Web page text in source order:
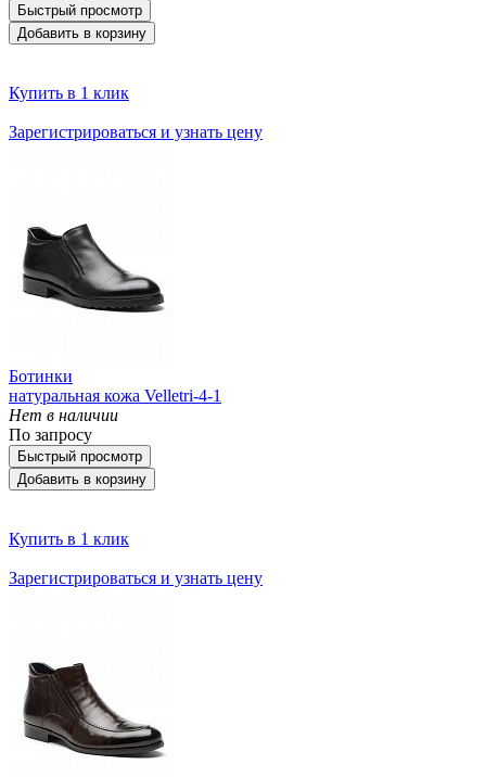
Быстрый просмотр
Добавить в корзину
Купить в 1 клик
Зарегистрироваться и узнать цену
Ботинки
натуральная кожа Velletri-4-1
Нет в наличии
По запросу
Быстрый просмотр
Добавить в корзину
Купить в 1 клик
Зарегистрироваться и узнать цену